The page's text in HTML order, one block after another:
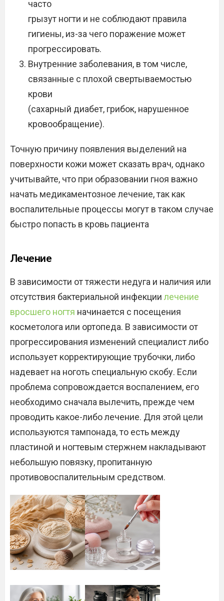
часто
грызут ногти и не соблюдают правила
гигиены, из-за чего поражение может
прогрессировать.
Внутренние заболевания, в том числе,
связанные с плохой свертываемостью
крови
(сахарный диабет, грибок, нарушенное
кровообращение).
Точную причину появления выделений на
поверхности кожи может сказать врач, однако
учитывайте, что при образовании гноя важно
начать медикаментозное лечение, так как
воспалительные процессы могут в таком случае
быстро попасть в кровь пациента
Лечение
В зависимости от тяжести недуга и наличия или
отсутствия бактериальной инфекции лечение
вросшего ногтя начинается с посещения
косметолога или ортопеда. В зависимости от
прогрессирования изменений специалист либо
использует корректирующие трубочки, либо
надевает на ноготь специальную скобу. Если
проблема сопровождается воспалением, его
необходимо сначала вылечить, прежде чем
проводить какое-либо лечение. Для этой цели
используются тампонада, то есть между
пластиной и ногтевым стержнем накладывают
небольшую повязку, пропитанную
противовоспалительным средством.